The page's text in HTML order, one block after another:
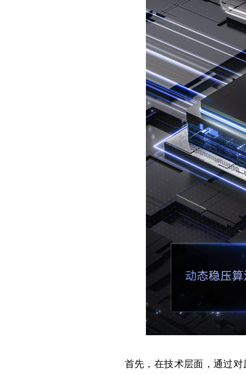
首先，在技术层面，通过对